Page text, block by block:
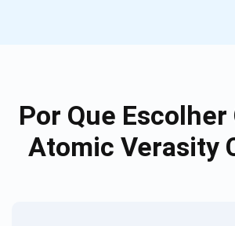
Por Que Escolher
Atomic Verasity